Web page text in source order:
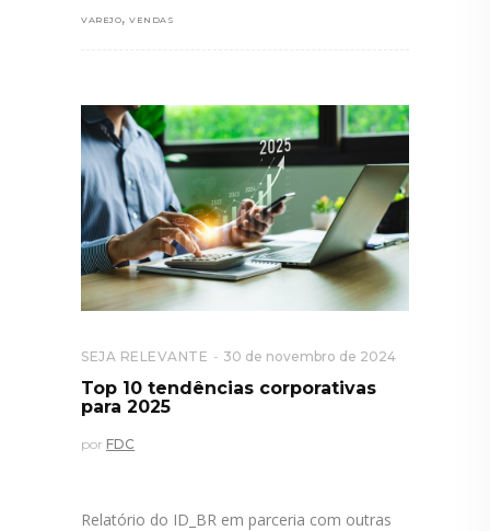
VAREJO, VENDAS
SEJA RELEVANTE 30 de novembro de 2024
Top 10 tendências corporativas
para 2025
por FDC
Relatório do ID_BR em parceria com outras